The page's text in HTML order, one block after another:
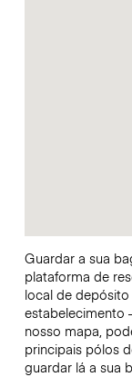
Guardar a sua
plataforma de
local de
estabelecimento
nosso mapa,
principais pólos
guardar lá a sua